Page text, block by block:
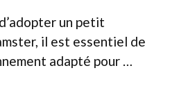
un petit
il est essentiel de
adapté pour …